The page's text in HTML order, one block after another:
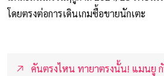
โดยตรงต่อการเดินเกมซื้อขายนักเตะ
คันตรงไหน ทายาตรงนั้น! แมนยู